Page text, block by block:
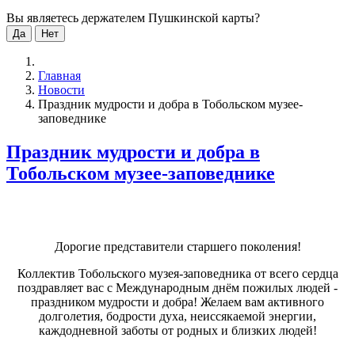
Вы являетесь держателем Пушкинской карты?
Да Нет
Главная
Новости
Праздник мудрости и добра в Тобольском музее-
заповеднике
Праздник мудрости и добра в
Тобольском музее-заповеднике
Дорогие представители старшего поколения!
Коллектив Тобольского музея-заповедника от всего сердца
поздравляет вас с Международным днём пожилых людей -
праздником мудрости и добра! Желаем вам активного
долголетия, бодрости духа, неиссякаемой энергии,
каждодневной заботы от родных и близких людей!